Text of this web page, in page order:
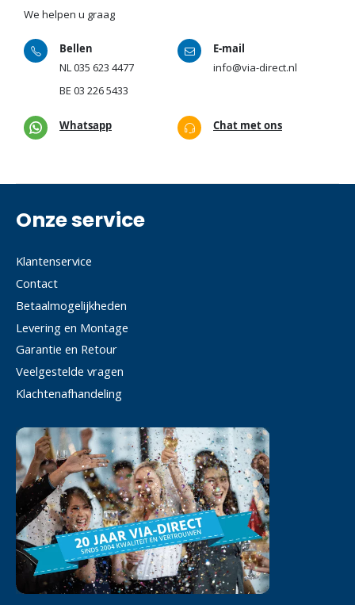
We helpen u graag
Bellen
NL035 623 4477
BE 03 226 5433
E-mail
info@via-direct.nl
Whatsapp Chat met ons
Onze service
Klantenservice
Contact
Betaalmogelijkheden
Levering en Montage
Garantie en Retour
Veelgestelde vragen
Klachtenafhandeling